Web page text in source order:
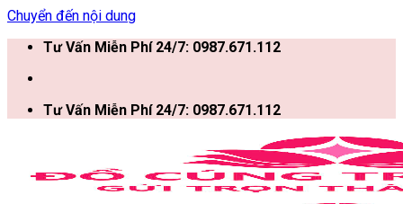
Chuyển đến nội dung
Tư Vấn Miễn Phí 24/7: 0987.671.112
Tư Vấn Miễn Phí 24/7: 0987.671.112